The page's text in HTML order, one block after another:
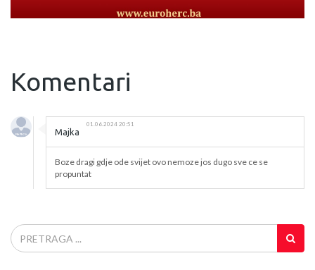
Komentari
Majka
01.06.2024 20:51
Boze dragi gdje ode svijet ovo nemoze jos dugo sve ce se
propuntat